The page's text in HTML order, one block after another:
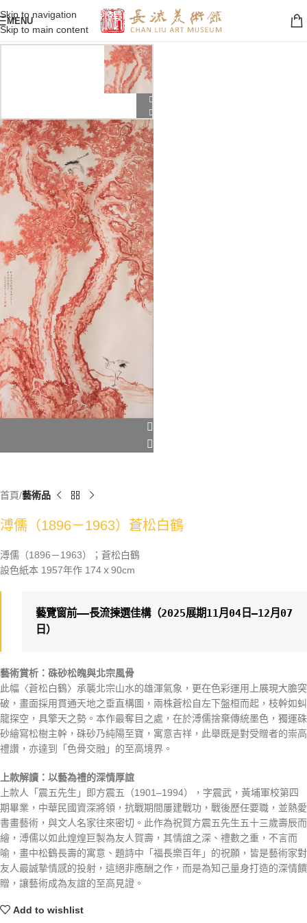
Skip to navigation
Skip to main content
MENU
首頁 藝術品
溥儒（1896－1963）蒼松白鶴
溥儒（1896－1963）；蒼松白鶴
設色紙本 1957年作 174ｘ90cm
藝覽窗前——長流揀選佳構（2025展期11月04日—12月07
日）
藝術賞析：硃砂松魄與北宗風骨
此幅〈蒼松白鶴〉承襲北宗山水的雄渾氣象，更在色彩運用上展現大膽突
破，畫面採用貫通天地之垂直構圖，兩株蒼松自左下盤桓而起，枝幹如虯
龍探空，具擎天之勢。本作最奪目之處，在於溥儒捨棄傳統墨色，獨運硃
砂繪寫松樹主幹，硃砂乃純陽至寶，寓意吉祥，此舉既是對受贈者的崇高
禮讚，亦達到「色骨交融」的至高境界。
上款解讀：以藝為禮的深情厚誼
上款人「震五先生」即方震五（1901–1994），字震武，黃埔軍校第四
期畢業，中華民國資深將領，抗戰期間屢建戰功，戰後歷任要職，並熱愛
書畫藝術，與文人名家往來密切。此作為祝賀方震五先生五十三歲壽辰而
繪，溥儒以如此煌煌巨製為友人賀壽，其情誼之深、禮數之重，不言而
喻，畫中松鶴長壽的寓意、題詩中「福長樂百年」的祝願，皆是藝術家對
友人最誠摯情感的投射，這絕非應酬之作，而是為知己量身打造的深情饋
贈，讓藝術成為友誼的至高見證。
Add to wishlist